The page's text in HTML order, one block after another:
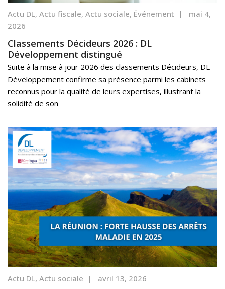
Actu DL, Actu fiscale, Actu sociale, Événement | mai 4,
2026
Classements Décideurs 2026 : DL
Développement distingué
Suite à la mise à jour 2026 des classements Décideurs, DL
Développement confirme sa présence parmi les cabinets
reconnus pour la qualité de leurs expertises, illustrant la
solidité de son
Actu DL, Actu sociale | avril 13, 2026